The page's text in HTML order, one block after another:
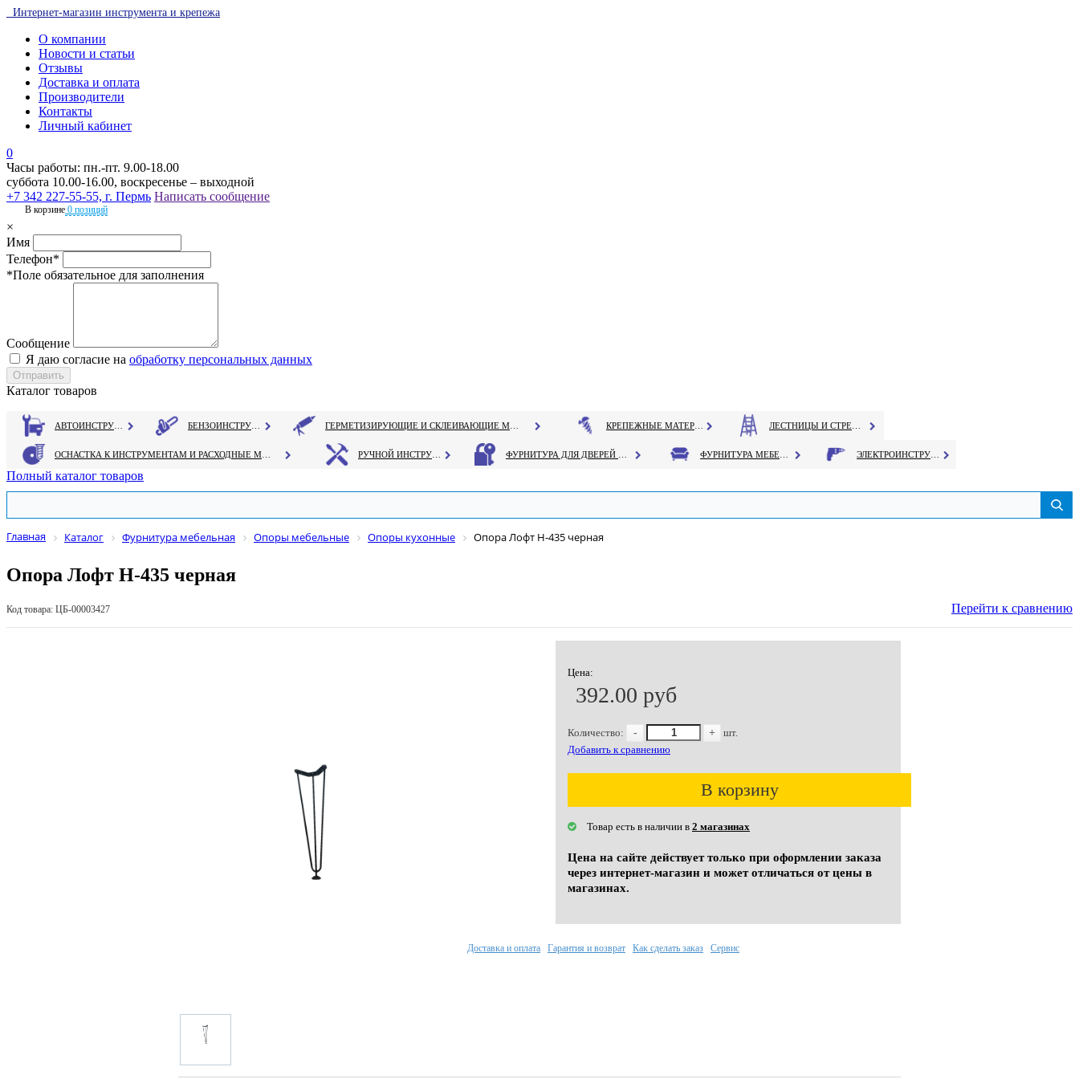
Интернет-магазин инструмента и крепежа
О компании
Новости и статьи
Отзывы
Доставка и оплата
Производители
Контакты
Личный кабинет
0
Часы работы: пн.-пт. 9.00-18.00
суббота 10.00-16.00, воскресенье – выходной
+7 342 227-55-55, г. Пермь Написать сообщение
В корзине 0 позиций
×
Имя
Телефон*
*Поле обязательное для заполнения
Сообщение
Я даю согласие на обработку персональных данных
Каталог товаров
Полный каталог товаров
Главная Каталог Фурнитура мебельная Опоры мебельные Опоры кухонные Опора Лофт Н-435 черная
Опора Лофт Н-435 черная
Код товара: ЦБ-00003427 Перейти к сравнению
Цена:
392.00 руб
Количество: - +
шт.
Добавить к сравнению
В корзину
Товар есть в наличии в 2 магазинах
Цена на сайте действует только при оформлении заказа
через интернет-магазин и может отличаться от цены в
магазинах.
Доставка и оплата Гарантия и возврат Как сделать заказ Сервис